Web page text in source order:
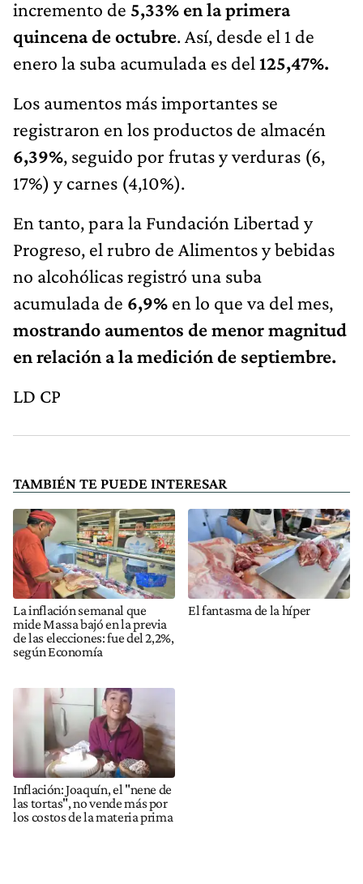
incremento de 5,33% en la primera
quincena de octubre. Así, desde el 1 de
enero la suba acumulada es del 125,47%.
Los aumentos más importantes se
registraron en los productos de almacén
6,39%, seguido por frutas y verduras (6,
17%) y carnes (4,10%).
En tanto, para la Fundación Libertad y
Progreso, el rubro de Alimentos y bebidas
no alcohólicas registró una suba
acumulada de 6,9% en lo que va del mes,
mostrando aumentos de menor magnitud
en relación a la medición de septiembre.
LD CP
TAMBIÉN TE PUEDE INTERESAR
La inflación semanal que
mide Massa bajó en la previa
de las elecciones: fue del 2,2%,
según Economía
El fantasma de la híper
Inflación: Joaquín, el "nene de
las tortas", no vende más por
los costos de la materia prima